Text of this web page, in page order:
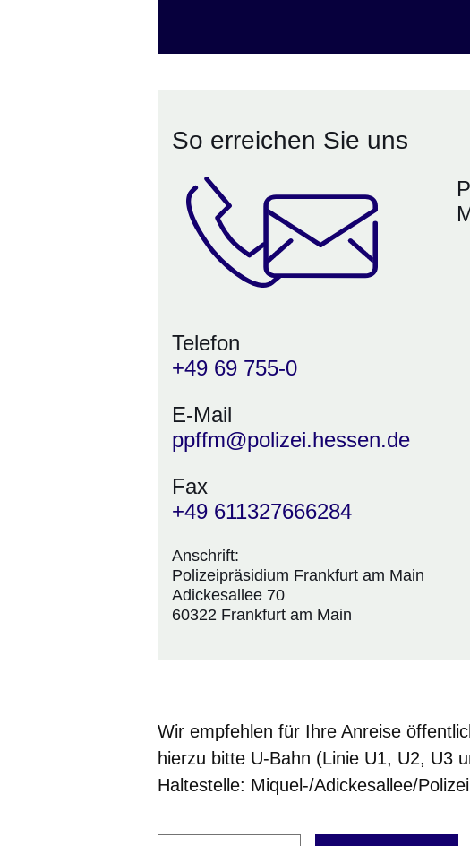
So erreichen Sie uns
Telefon
+49 69 755-0
E-Mail
ppffm@polizei.hessen.de
Fax
+49 611327666284
Anschrift:
Polizeipräsidium Frankfurt am Main
Adickesallee 70
60322 Frankfurt am Main
Wir empfehlen für Ihre Anreise
hierzu bitte U-Bahn (Linie U1, U2, U3
Haltestelle: Miquel-/Adickesallee/